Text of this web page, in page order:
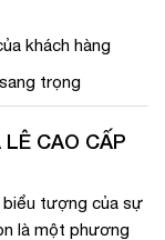
khách hàng
trọng
CAO CẤP
biểu tượng của sự
là một phương